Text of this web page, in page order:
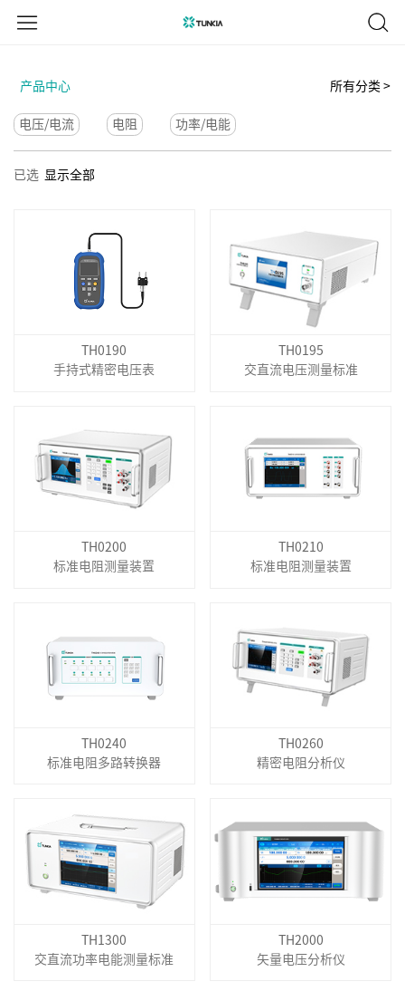
产品中心 所有分类 >
电压/电流 电阻 功率/电能
已选 显示全部
TH0190
手持式精密电压表
TH0195
交直流电压测量标准
TH0200
标准电阻测量装置
TH0210
标准电阻测量装置
TH0240
标准电阻多路转换器
TH0260
精密电阻分析仪
TH1300
交直流功率电能测量标准
TH2000
矢量电压分析仪